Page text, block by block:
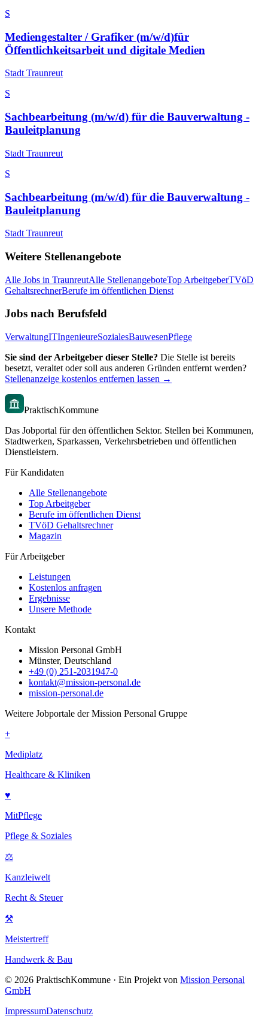
S
Mediengestalter / Grafiker (m/w/d)für
Öffentlichkeitsarbeit und digitale Medien
Stadt Traunreut
S
Sachbearbeitung (m/w/d) für die Bauverwaltung -
Bauleitplanung
Stadt Traunreut
S
Sachbearbeitung (m/w/d) für die Bauverwaltung -
Bauleitplanung
Stadt Traunreut
Weitere Stellenangebote
Alle Jobs in TraunreutAlle StellenangeboteTop ArbeitgeberTVöD
GehaltsrechnerBerufe im öffentlichen Dienst
Jobs nach Berufsfeld
VerwaltungITIngenieureSozialesBauwesenPflege
Sie sind der Arbeitgeber dieser Stelle? Die Stelle ist bereits
besetzt, veraltet oder soll aus anderen Gründen entfernt werden?
Stellenanzeige kostenlos entfernen lassen →
PraktischKommune
Das Jobportal für den öffentlichen Sektor. Stellen bei Kommunen,
Stadtwerken, Sparkassen, Verkehrsbetrieben und öffentlichen
Dienstleistern.
Für Kandidaten
Alle Stellenangebote
Top Arbeitgeber
Berufe im öffentlichen Dienst
TVöD Gehaltsrechner
Magazin
Für Arbeitgeber
Leistungen
Kostenlos anfragen
Ergebnisse
Unsere Methode
Kontakt
Mission Personal GmbH
Münster, Deutschland
+49 (0) 251-2031947-0
kontakt@mission-personal.de
mission-personal.de
Weitere Jobportale der Mission Personal Gruppe
+
Mediplatz
Healthcare & Kliniken
♥
MitPflege
Pflege & Soziales
⚖
Kanzleiwelt
Recht & Steuer
⚒
Meistertreff
Handwerk & Bau
© 2026 PraktischKommune · Ein Projekt von Mission Personal
GmbH
ImpressumDatenschutz